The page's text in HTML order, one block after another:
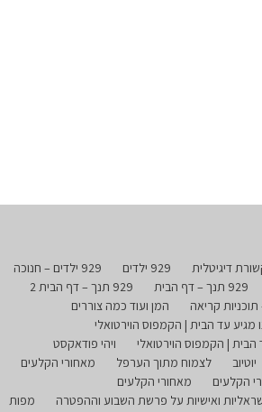
929 ילדים
929 ילדים – חנוכה
929 תנך – דף הבית
929 תנך – דף הבית 2
תוכניות קריאה
המן ועוד כמה צוררים
מגיע עד הבית | הקמפוס הוירטואלי
| הקמפוס הוירטואלי
ויהי פודאקסט
יוטיוב לצמוח מתוך הערפל
מאחורי הקלעים
הקלעים
מאחורי הקלעים
ואישיות על פרשת השבוע וההפטרה
מפות